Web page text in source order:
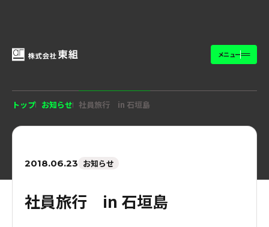
メニュー
トップ お知らせ 社員旅行 in 石垣島
2018.06.23 お知らせ
社員旅行 in 石垣島